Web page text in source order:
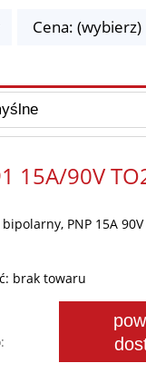
Cena: (wybierz)
15A/90V
PNP 15A
brak towaru